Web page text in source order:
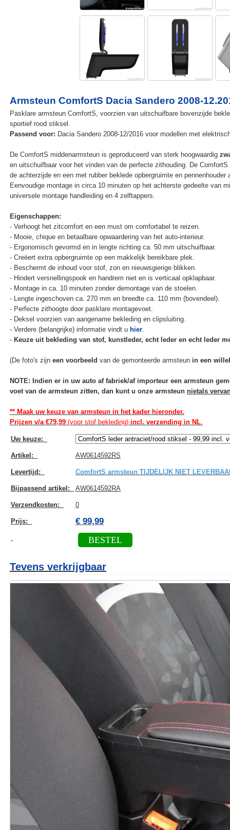
Armsteun ComfortS Dacia Sandero 2008-
Pasklare armsteun ComfortS, voorzien van uitschuifbare bovenzijde
sportief rood stiksel.
Passend voor: Dacia Sandero 2008-12/2016 voor modellen met
De ComfortS middenarmsteun is geproduceerd van sterk hoogwaardig
en uitschuifbaar voor het vinden van de perfecte zithouding. De
de achterzijde en een met rubber beklede opbergruimte en pennenhouder
Eenvoudige montage in circa 10 minuten op het achterste gedeelte van
universele montage handleiding en 4 zelftappers.
Eigenschappen:
- Verhoogt het zitcomfort en een must om comfortabel te reizen.
- Mooie, chique en betaalbare opwaardering van het auto-interieur.
- Ergonomisch gevormd en in lengte richting ca. 50 mm uitschuifbaar.
- Creëert extra opbergruimte op een makkelijk bereikbare plek.
- Beschermt de inhoud voor stof, zon en nieuwsgierige blikken.
- Hindert versnellingspook en handrem niet en is verticaal opklapbaar.
- Montage in ca. 10 minuten zonder demontage van de stoelen.
- Lengte ingeschoven ca. 270 mm en breedte ca. 110 mm (bovendeel).
- Perfecte zithoogte door pasklare montagevoet.
- Deksel voorzien van aangename bekleding en clipsluiting.
- Verdere (belangrijke) informatie vindt u hier.
- Keuze uit bekleding van stof, kunstleder, echt leder en echt leder
(De foto's zijn een voorbeeld van de gemonteerde armsteun in een
NOTE: Indien er in uw auto af fabriek/af importeur een armsteun
voet van de armsteun zitten, dan kunt u onze armsteun nietals
** Maak uw keuze van armsteun in het kader hieronder.
Prijzen v/a €79,99(voor stof bekleding)incl. verzending in NL.
Uw keuze:
Artikel: AW0614592RS
Levertijd: ComfortS armsteun TIJDELIJK NIET
Bijpassend artikel: AW0614592RA
Verzendkosten: 0
Prijs: € 99,99
BESTEL
Tevens verkrijgbaar